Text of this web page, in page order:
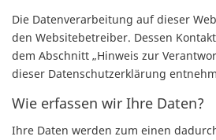
Die Datenverarbeitung auf dieser
den Websitebetreiber. Dessen
dem Abschnitt „Hinweis zur
dieser Datenschutzerklärung
Wie erfassen wir Ihre Daten?
Ihre Daten werden zum einen